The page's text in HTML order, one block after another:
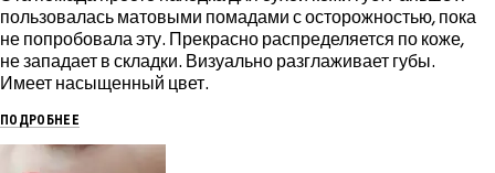
пользовалась матовыми помадами с осторожностью, пока
не попробовала эту. Прекрасно распределяется по коже,
не западает в складки. Визуально разглаживает губы.
Имеет насыщенный цвет.
ПОДРОБНЕЕ